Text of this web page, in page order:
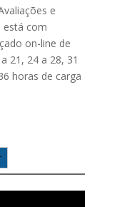
e
está com
on-line de
21, 24 a 28, 31
horas de carga